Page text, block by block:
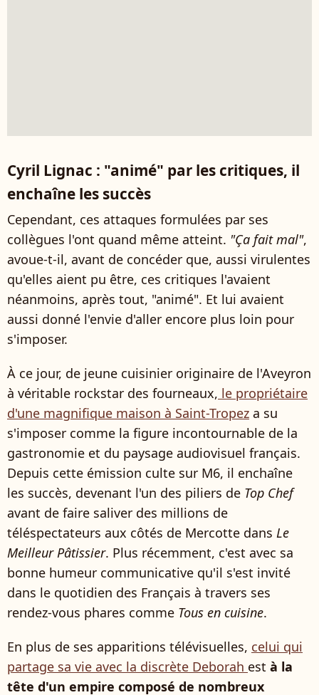
Cyril Lignac : "animé" par les critiques, il
enchaîne les succès
Cependant, ces attaques formulées par ses
collègues l'ont quand même atteint. "Ça fait mal",
avoue-t-il, avant de concéder que, aussi virulentes
qu'elles aient pu être, ces critiques l'avaient
néanmoins, après tout, "animé". Et lui avaient
aussi donné l'envie d'aller encore plus loin pour
s'imposer.
À ce jour, de jeune cuisinier originaire de l'Aveyron
à véritable rockstar des fourneaux, le propriétaire
d'une magnifique maison à Saint-Tropez a su
s'imposer comme la figure incontournable de la
gastronomie et du paysage audiovisuel français.
Depuis cette émission culte sur M6, il enchaîne
les succès, devenant l'un des piliers de Top Chef
avant de faire saliver des millions de
téléspectateurs aux côtés de Mercotte dans Le
Meilleur Pâtissier. Plus récemment, c'est avec sa
bonne humeur communicative qu'il s'est invité
dans le quotidien des Français à travers ses
rendez-vous phares comme Tous en cuisine.
En plus de ses apparitions télévisuelles, celui qui
partage sa vie avec la discrète Deborah est à la
tête d'un empire composé de nombreux